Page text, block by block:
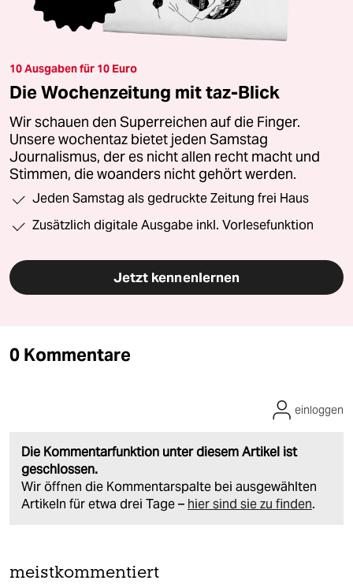
10 Ausgaben für 10 Euro
Die Wochenzeitung mit taz-Blick
Wir schauen den Superreichen auf die Finger.
Unsere wochentaz bietet jeden Samstag
Journalismus, der es nicht allen recht macht und
Stimmen, die woanders nicht gehört werden.
Jeden Samstag als gedruckte Zeitung frei Haus
Zusätzlich digitale Ausgabe inkl. Vorlesefunktion
Jetzt kennenlernen
0 Kommentare
Die Kommentarfunktion unter diesem Artikel ist
geschlossen.
Wir öffnen die Kommentarspalte bei ausgewählten
Artikeln für etwa drei Tage – hier sind sie zu finden.
einloggen
meistkommentiert